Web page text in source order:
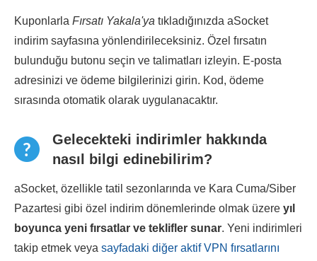
Kuponlarla Fırsatı Yakala'ya tıkladığınızda aSocket
indirim sayfasına yönlendirileceksiniz. Özel fırsatın
bulunduğu butonu seçin ve talimatları izleyin. E-posta
adresinizi ve ödeme bilgilerinizi girin. Kod, ödeme
sırasında otomatik olarak uygulanacaktır.
Gelecekteki indirimler hakkında
nasıl bilgi edinebilirim?
aSocket, özellikle tatil sezonlarında ve Kara Cuma/Siber
Pazartesi gibi özel indirim dönemlerinde olmak üzere yıl
boyunca yeni fırsatlar ve teklifler sunar. Yeni indirimleri
takip etmek veya sayfadaki diğer aktif VPN fırsatlarını